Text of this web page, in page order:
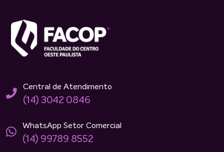
Central de Atendimento
(14) 3042 0846
WhatsApp Setor Comercial
(14) 99789 8552